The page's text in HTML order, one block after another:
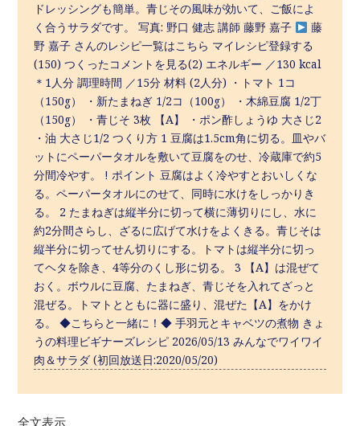
ドレッシングも簡単。青じその風味が効いて、ご飯によ
く合うサラダです。 写真: 野口 健志 講師 藤野 嘉子
藤
野 嘉子 さんのレシピ一覧はこちら マイレシピ登録する
(150) つくったコメントを見る(2) エネルギー ／130 kcal
＊1人分 調理時間 ／15分 材料 (2人分) ・トマト 1コ
（150g） ・新たまねぎ 1/2コ（100g） ・木綿豆腐 1/2丁
（150g） ・青じそ 3枚 【A】 ・ポン酢しょうゆ 大さじ2
・油 大さじ1/2 つくり方 1 豆腐は1.5cm角に切る。皿やバ
ットにペーパータオルを敷いて豆腐をのせ、冷蔵庫で約5
分間冷やす。 ! ポイント 豆腐はよく冷やすとおいしくな
る。ペーパータオルにのせて、同時に水けをしっかりき
る。 2 たまねぎは縦半分に切って横に薄切りにし、水に
約2分間さらし、ざるに広げて水けをよくきる。青じそは
縦半分に切ってせん切りにする。トマトは縦半分に切っ
てヘタを除き、4等分のくし形に切る。 3 【A】は混ぜて
おく。ボウルに豆腐、たまねぎ、青じそを入れてざっと
混ぜる。トマトとともに器に盛り、混ぜた【A】をかけ
る。 ◆こちらと一緒に！◆ 手羽元とキャベツの煮物 きょ
うの料理ビギナーズレシピ 2026/05/13 みんなでワイワイ
肉＆サラダ (初回放送日:2020/05/20)
全文表示